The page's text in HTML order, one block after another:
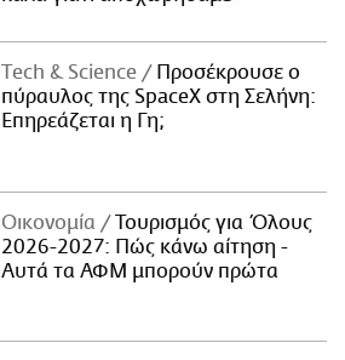
Τech & Science
Προσέκρουσε ο
πύραυλος της SpaceX στη Σελήνη:
Επηρεάζεται η Γη;
Οικονομία
Τουρισμός για Όλους
2026-2027: Πώς κάνω αίτηση -
Αυτά τα ΑΦΜ μπορούν πρώτα